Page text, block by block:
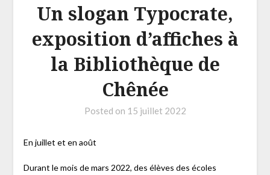
Un slogan Typocrate,
exposition d’affiches à
la Bibliothèque de
Chênée
Posted on 15 juillet 2022
En juillet et en août
Durant le mois de mars 2022, des élèves des écoles